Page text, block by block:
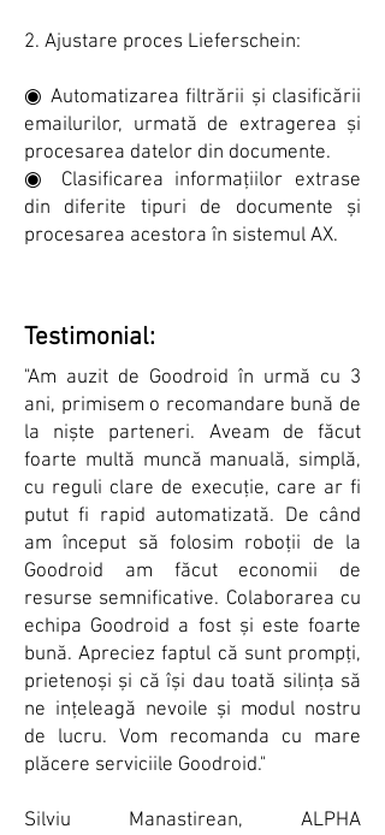
2. Ajustare proces Lieferschein:
◉ Automatizarea filtrării și clasificării
emailurilor, urmată de extragerea și
procesarea datelor din documente.
◉ Clasificarea informațiilor extrase
din diferite tipuri de documente și
procesarea acestora în sistemul AX.
Testimonial:
"Am auzit de Goodroid în urmă cu 3
ani, primisem o recomandare bună de
la niște parteneri. Aveam de făcut
foarte multă muncă manuală, simplă,
cu reguli clare de execuție, care ar fi
putut fi rapid automatizată. De când
am început să folosim roboții de la
Goodroid am făcut economii de
resurse semnificative. Colaborarea cu
echipa Goodroid a fost și este foarte
bună. Apreciez faptul că sunt prompți,
prietenoși și că își dau toată silința să
ne ințeleagă nevoile și modul nostru
de lucru. Vom recomanda cu mare
plăcere serviciile Goodroid."
Silviu Manastirean, ALPHA